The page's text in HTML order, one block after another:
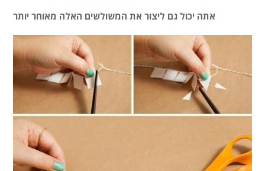
אתה יכול גם ליצור את המשולשים האלה מאוחר יותר